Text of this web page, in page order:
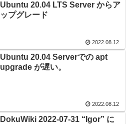
Ubuntu 20.04 LTS Server からア
ップグレード
2022.08.12
Ubuntu 20.04 Serverでの apt
upgrade が遅い。
2022.08.12
DokuWiki 2022-07-31 “Igor” に